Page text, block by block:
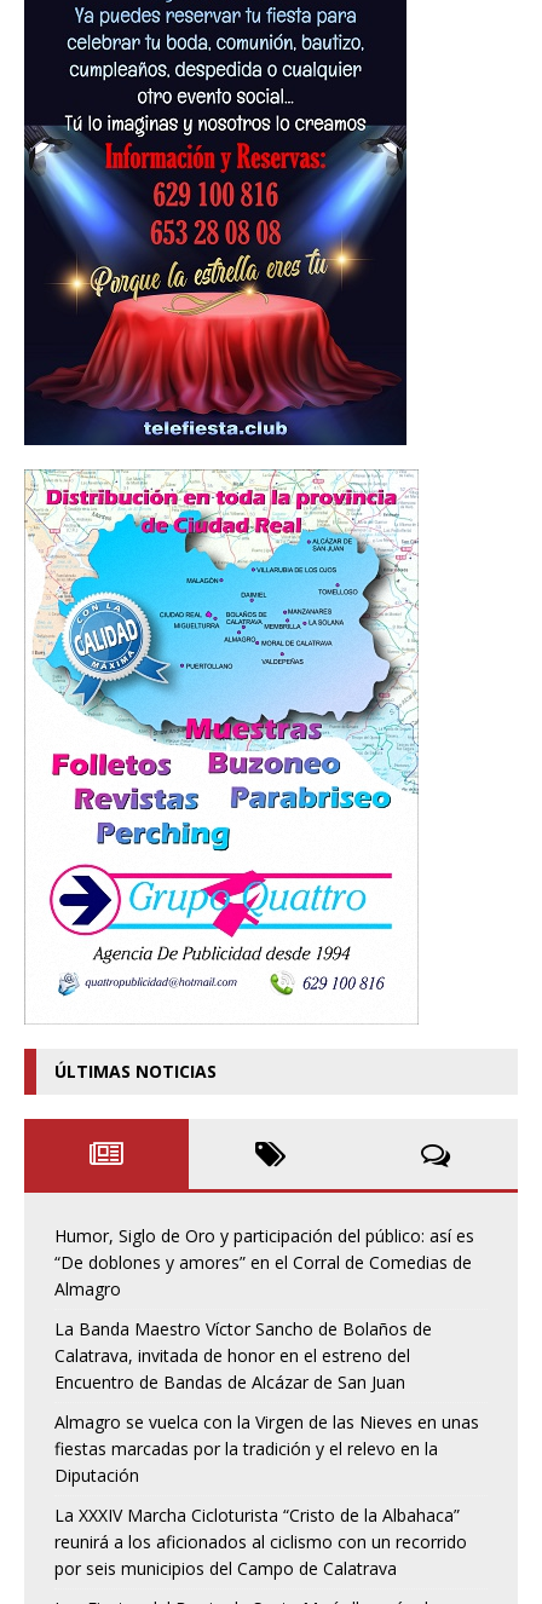
ÚLTIMAS NOTICIAS
Humor, Siglo de Oro y participación del público: así es
“De doblones y amores” en el Corral de Comedias de
Almagro
La Banda Maestro Víctor Sancho de Bolaños de
Calatrava, invitada de honor en el estreno del
Encuentro de Bandas de Alcázar de San Juan
Almagro se vuelca con la Virgen de las Nieves en unas
fiestas marcadas por la tradición y el relevo en la
Diputación
La XXXIV Marcha Cicloturista “Cristo de la Albahaca”
reunirá a los aficionados al ciclismo con un recorrido
por seis municipios del Campo de Calatrava